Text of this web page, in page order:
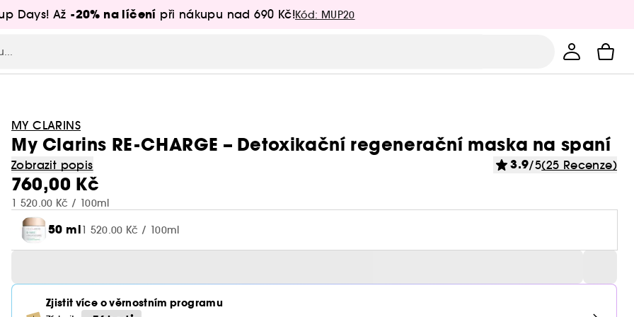
Days! Až -20% na líčení při nákupu nad 690 Kč!Kód: MUP20
MY CLARINS
My Clarins RE-CHARGE – Detoxikační regenerační maska na spaní
Zobrazit popis 3.9/5(25 Recenze)
760,00 Kč
1 520.00 Kč / 100ml
50 ml1 520.00 Kč / 100ml
Zjistit více o věrnostním programu